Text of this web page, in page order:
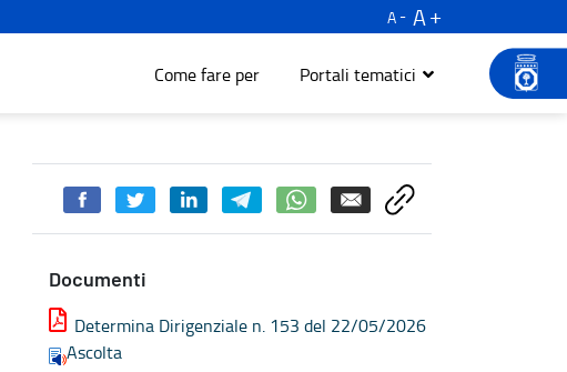
A
A
Come fare per Portali tematici
Documenti
Determina Dirigenziale n. 153 del 22/05/2026
Ascolta